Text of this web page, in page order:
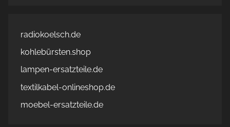
radiokoelsch.de
kohlebürsten.shop
lampen-ersatzteile.de
textilkabel-onlineshop.de
moebel-ersatzteile.de